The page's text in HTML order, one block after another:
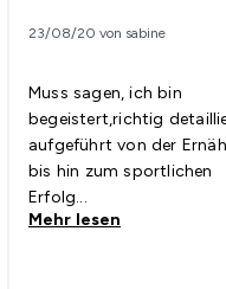
23/08/20 von sabine
Muss sagen, ich bin
begeistert,richtig
aufgeführt von der
bis hin zum sportlichen
Erfolg...
Mehr lesen